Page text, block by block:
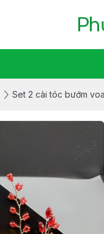
Set 2 cài tóc bướm